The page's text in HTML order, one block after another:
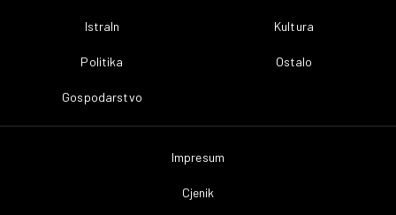
IstraIn
Politika
Gospodarstvo
Kultura
Ostalo
Impresum
Cjenik